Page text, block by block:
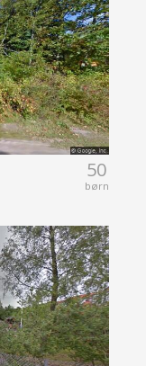
50
børn